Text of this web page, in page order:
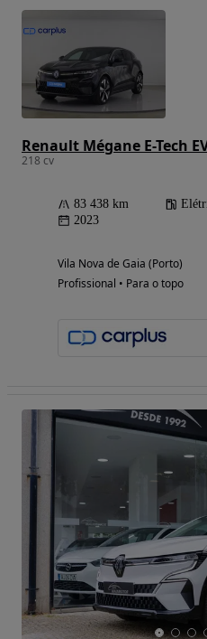
Renault Mégane E-Tech
218 cv
83 438 km
2023
Vila Nova de Gaia (Porto)
Profissional • Para o topo